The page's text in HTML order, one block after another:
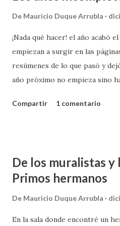
aportaron interés como en la
flojos (en su versión inglés y en
y algunos actores que no dan
película se mantiene por una
planos interesantes de la
De Mauricio Duque Arrubla
¡Nada qué hacer! el año acabó
empiezan a surgir en las
resúmenes de lo que pasó y
año próximo no empieza sino
días. Una triste evidencia de lo
de alguna manera, la
las 24 horas los 365 días para
noche vieja? Que nos lo
Compartir 1 comentario
De los muralistas y
Primos hermanos
De Mauricio Duque Arrubla
En la sala donde encontré un